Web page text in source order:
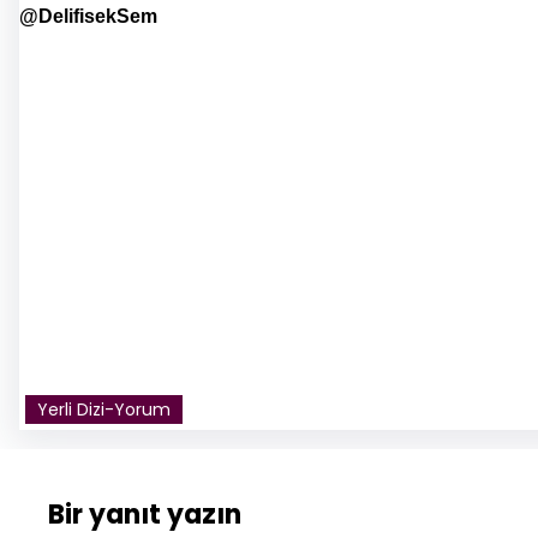
@DelifisekSem
Yerli Dizi-Yorum
Bir yanıt yazın